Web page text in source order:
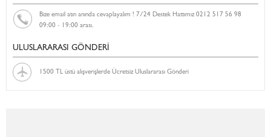
Bize email atın anında cevaplayalım ! 7/24 Destek Hattımız 0212 517 56 98
09:00 - 19:00 arası.
ULUSLARARASI GÖNDERİ
1500 TL üstü alışverişlerde Ücretsiz Uluslararası Gönderi